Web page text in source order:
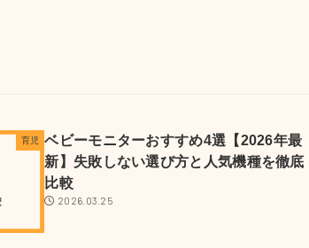
育児
ベビーモニターおすすめ4選【2026年最
新】失敗しない選び方と人気機種を徹底
比較
2026.03.25